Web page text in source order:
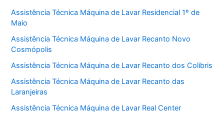
Assistência Técnica Máquina de Lavar Residencial 1º de
Maio
Assistência Técnica Máquina de Lavar Recanto Novo
Cosmópolis
Assistência Técnica Máquina de Lavar Recanto dos Colibris
Assistência Técnica Máquina de Lavar Recanto das
Laranjeiras
Assistência Técnica Máquina de Lavar Real Center